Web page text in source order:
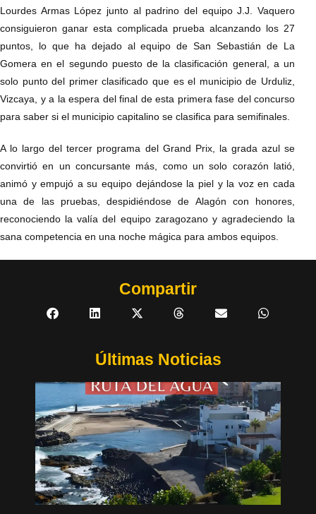
Lourdes Armas López junto al padrino del equipo J.J. Vaquero
consiguieron ganar esta complicada prueba alcanzando los 27
puntos, lo que ha dejado al equipo de San Sebastián de La
Gomera en el segundo puesto de la clasificación general, a un
solo punto del primer clasificado que es el municipio de Urduliz,
Vizcaya, y a la espera del final de esta primera fase del concurso
para saber si el municipio capitalino se clasifica para semifinales.
A lo largo del tercer programa del Grand Prix, la grada azul se
convirtió en un concursante más, como un solo corazón latió,
animó y empujó a su equipo dejándose la piel y la voz en cada
una de las pruebas, despidiéndose de Alagón con honores,
reconociendo la valía del equipo zaragozano y agradeciendo la
sana competencia en una noche mágica para ambos equipos.
Compartir
Últimas Noticias